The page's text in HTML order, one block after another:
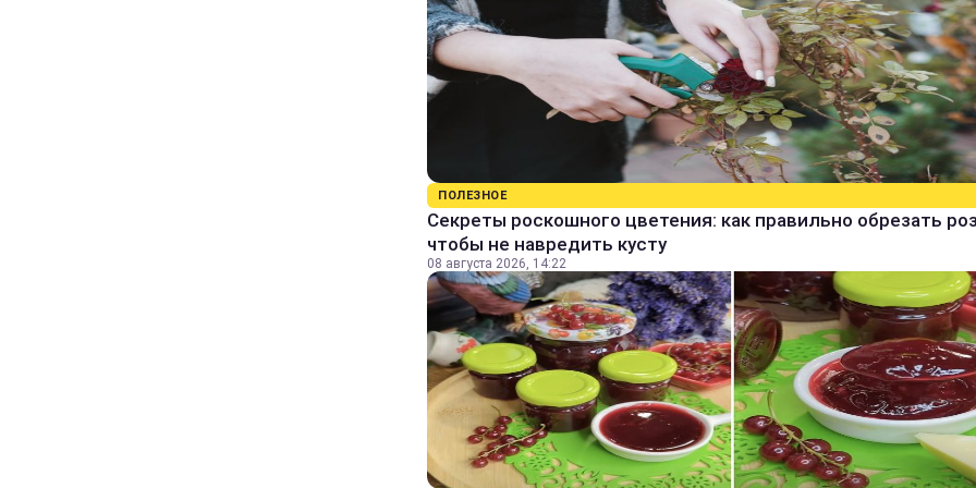
ПОЛЕЗНОЕ
Секреты роскошного цветения: как правильно обрезать
чтобы не навредить кусту
08 августа 2026, 14:22